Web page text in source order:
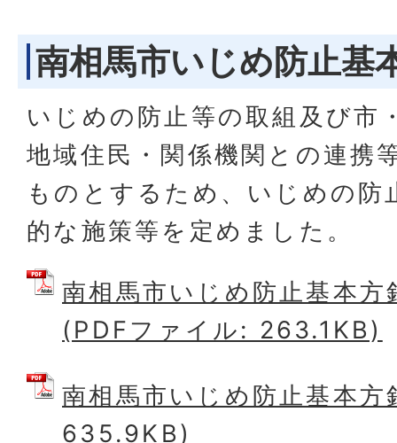
南相馬市いじめ防止基
いじめの防止等の取組及び市
地域住民・関係機関との連携
ものとするため、いじめの防
的な施策等を定めました。
南相馬市いじめ防止基本方
(PDFファイル: 263.1KB)
南相馬市いじめ防止基本
635.9KB)